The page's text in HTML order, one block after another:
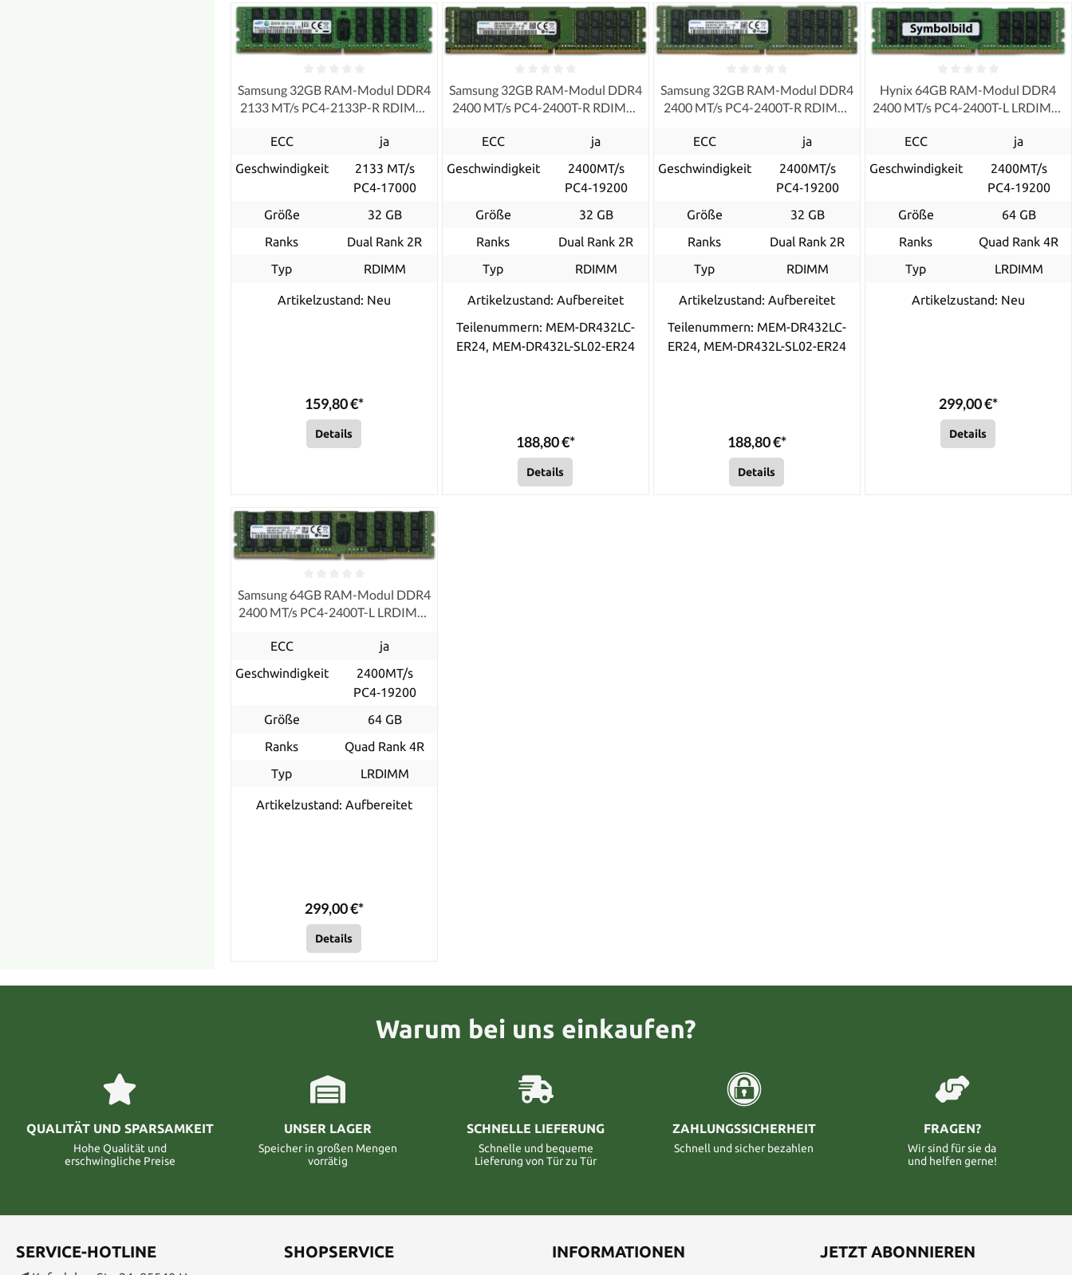
Samsung 32GB RAM-Modul DDR4
2133 MT/s PC4-2133P-R RDIMM
ECC
ja
Geschwindigkeit
2133 MT/s
PC4‑17000
Größe
32 GB
Ranks
Dual Rank 2R
Typ
RDIMM
Artikelzustand: Neu
159,80 €*
Details
Samsung 32GB RAM-Modul DDR4
2400 MT/s PC4-2400T-R RDIMM
ECC
ja
Geschwindigkeit
2400MT/s
PC4‑19200
Größe
32 GB
Ranks
Dual Rank 2R
Typ
RDIMM
Artikelzustand: Aufbereitet
Teilenummern: MEM-DR432LC-
ER24, MEM-DR432L-SL02-ER24
188,80 €*
Details
Samsung 32GB RAM-Modul DDR4
2400 MT/s PC4-2400T-R RDIMM
ECC
ja
Geschwindigkeit
2400MT/s
PC4‑19200
Größe
32 GB
Ranks
Dual Rank 2R
Typ
RDIMM
Artikelzustand: Aufbereitet
Teilenummern: MEM-DR432LC-
ER24, MEM-DR432L-SL02-ER24
188,80 €*
Details
Hynix 64GB RAM-Modul DDR4
2400 MT/s PC4-2400T-L LRDIMM
ECC
ja
Geschwindigkeit
2400MT/s
PC4‑19200
Größe
64 GB
Ranks
Quad Rank 4R
Typ
LRDIMM
Artikelzustand: Neu
299,00 €*
Details
Samsung 64GB RAM-Modul DDR4
2400 MT/s PC4-2400T-L LRDIMM
ECC
ja
Geschwindigkeit
2400MT/s
PC4‑19200
Größe
64 GB
Ranks
Quad Rank 4R
Typ
LRDIMM
Artikelzustand: Aufbereitet
299,00 €*
Details
Warum bei uns einkaufen?
QUALITÄT UND SPARSAMKEIT
Hohe Qualität und
erschwingliche Preise
UNSER LAGER
Speicher in großen Mengen
vorrätig
SCHNELLE LIEFERUNG
Schnelle und bequeme
Lieferung von Tür zu Tür
ZAHLUNGSSICHERHEIT
Schnell und sicher bezahlen
FRAGEN?
Wir sind für sie da
und helfen gerne!
SERVICE-HOTLINE SHOPSERVICE INFORMATIONEN JETZT ABONNIEREN